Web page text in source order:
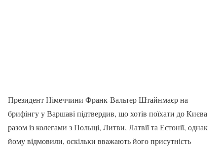
Президент Німеччини Франк-Вальтер Штайнмаєр на
брифінгу у Варшаві підтвердив, що хотів поїхати до Києва
разом із колегами з Польщі, Литви, Латвії та Естонії, однак
йому відмовили, оскільки вважають його присутність